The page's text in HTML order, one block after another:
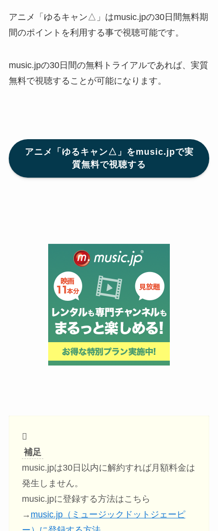
アニメ「ゆるキャン△」はmusic.jpの30日間無料期
間のポイントを利用する事で視聴可能です。
music.jpの30日間の無料トライアルであれば、実質
無料で視聴することが可能になります。
アニメ「ゆるキャン△」をmusic.jpで実
質無料で視聴する
補足
music.jpは30日以内に解約すれば月額料金は
発生しません。
music.jpに登録する方法はこちら
→ music.jp（ミュージックドットジェーピ